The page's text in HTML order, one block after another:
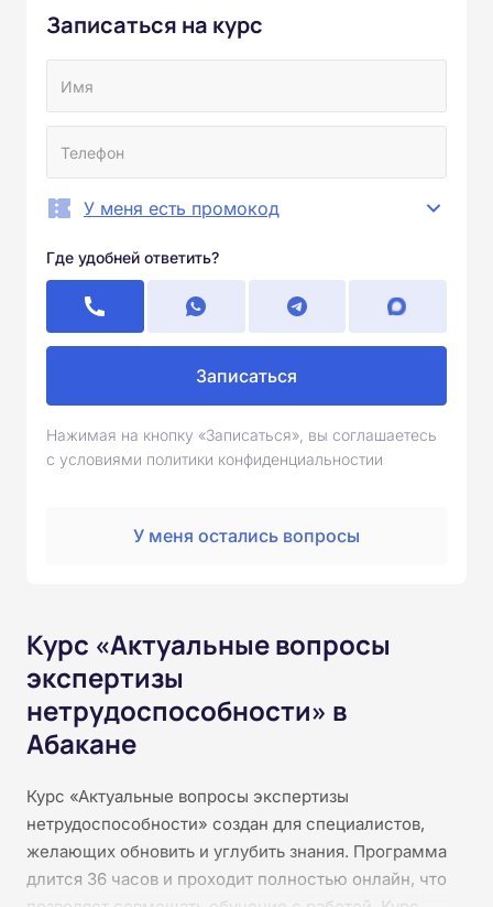
Записаться на курс
У меня есть промокод
Где удобней ответить?
Записаться
Нажимая на кнопку «Записаться», вы соглашаетесь
с условиями политики конфиденциальностии
У меня остались вопросы
Курс «Актуальные вопросы
экспертизы
нетрудоспособности» в
Абакане
Курс «Актуальные вопросы экспертизы
нетрудоспособности» создан для специалистов,
желающих обновить и углубить знания. Программа
длится 36 часов и проходит полностью онлайн, что